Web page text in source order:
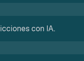
con IA.